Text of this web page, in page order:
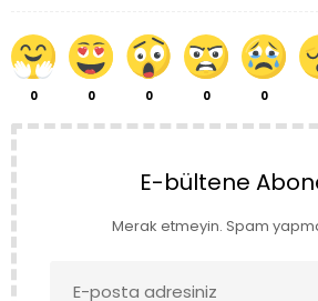
0 0 0 0 0
E-bültene
Merak etmeyin. Spam